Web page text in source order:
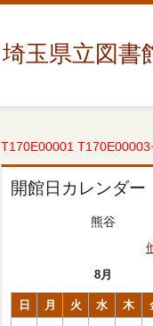
埼玉県立図書
T170E00001
開館日カレンダー
熊谷
8月
日 月 火 水 木